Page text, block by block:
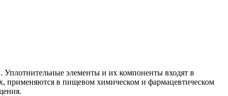
элементы и их компоненты входят в
применяются в пищевом химическом и фармацевтическом